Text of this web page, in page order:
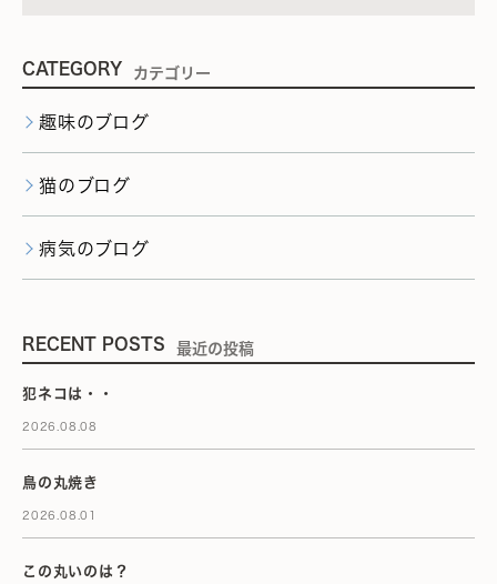
CATEGORY カテゴリー
趣味のブログ
猫のブログ
病気のブログ
RECENT POSTS 最近の投稿
犯ネコは・・
2026.08.08
鳥の丸焼き
2026.08.01
この丸いのは？